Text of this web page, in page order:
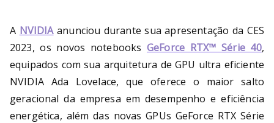
A NVIDIA anunciou durante sua apresentação da CES
2023, os novos notebooks GeForce RTX™ Série 40,
equipados com sua arquitetura de GPU ultra eficiente
NVIDIA Ada Lovelace, que oferece o maior salto
geracional da empresa em desempenho e eficiência
energética, além das novas GPUs GeForce RTX Série